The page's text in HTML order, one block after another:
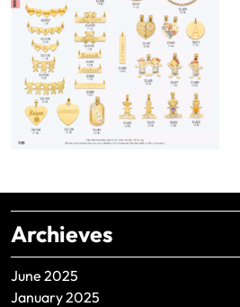
Archieves
June 2025
January 2025